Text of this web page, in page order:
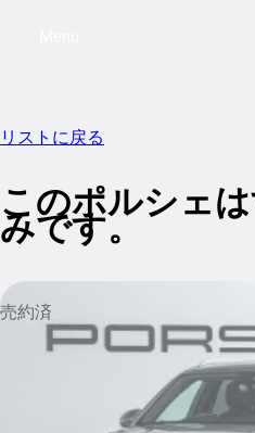
リストに戻る
このポルシェ
みです。
売約済